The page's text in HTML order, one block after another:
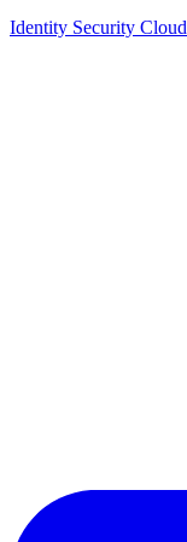
Identity Security Cloud